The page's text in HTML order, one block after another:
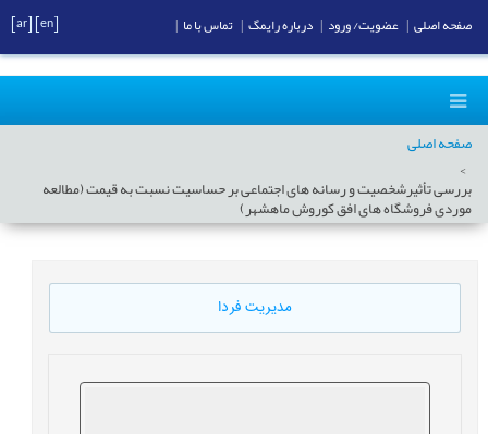
صفحه اصلی
بررسی تأثیرشخصیت و رسانه های اجتماعی بر حساسیت نسبت به قیمت (مطالعه
موردی فروشگاه های افق کوروش ماهشهر)
مدیریت فردا
صفحه اصلی عضویت/ ورود درباره رایمگ تماس با ما [ar]